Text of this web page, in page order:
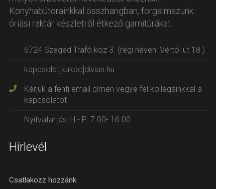
Konyhabútorainkkal összhangban, forgalmazunk
óriási raktár készletről étkező garnitúrákat.
6724 Szeged Trafó köz 3. (régi néven: Vértói út 18.)
kapcsolat[kukac]divian.hu
Kérjük a fenti email címen vegye fel kollegáinkkal a
kapcsolatot
Nyitvatartás: H - P: 7.00- 16.00
Hírlevél
Csatlakozz hozzánk